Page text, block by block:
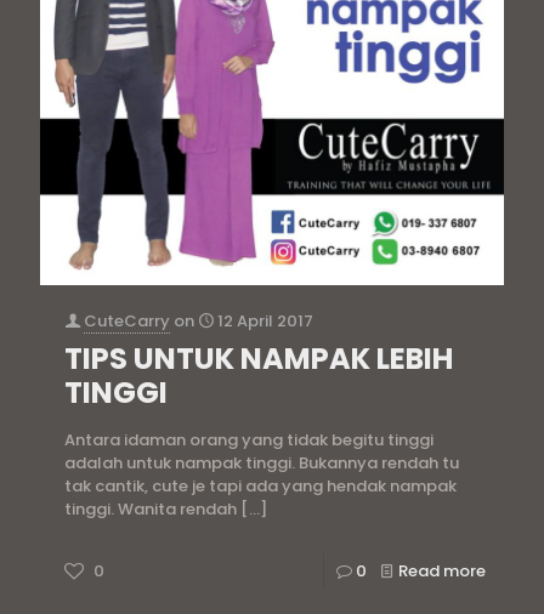
CuteCarry on 12 April 2017
TIPS UNTUK NAMPAK LEBIH
TINGGI
Antara idaman orang yang tidak begitu tinggi
adalah untuk nampak tinggi. Bukannya rendah tu
tak cantik, cute je tapi ada yang hendak nampak
tinggi. Wanita rendah […]
0 0 Read more